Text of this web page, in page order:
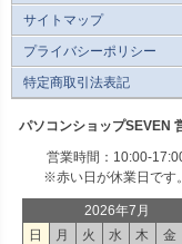
サイトマップ
プライバシーポリシー
特定商取引法表記
パソコンショップSEVEN
営業時間：10:00-
※赤い日が休業日です。
2026年7月
日
月 火 水 木 金